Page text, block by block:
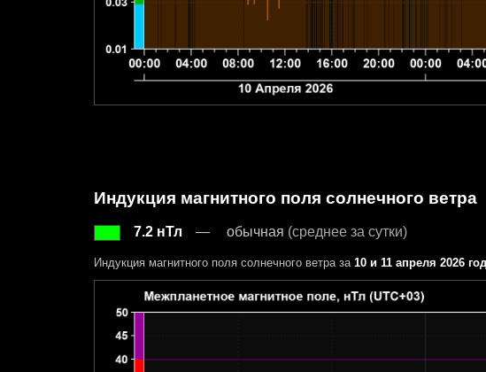
Индукция магнитного поля солнечного ветра
7.2 нТл обычная (среднее за сутки)
Индукция магнитного поля солнечного ветра за 10 и 11 апреля 2026